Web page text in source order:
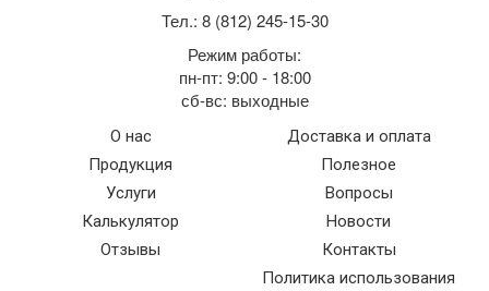
О нас
Продукция
Услуги
Калькулятор
Отзывы
Доставка и оплата
Полезное
Вопросы
Новости
Контакты
Политика использования
Тел.: 8 (812) 245-15-30
Режим работы:
пн-пт: 9:00 - 18:00
сб-вс: выходные